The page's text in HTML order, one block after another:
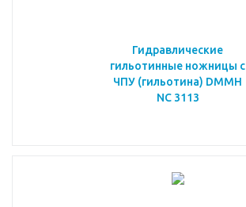
Гидравлические
гильотинные ножницы с
ЧПУ (гильотина) DMMH
NC 3113